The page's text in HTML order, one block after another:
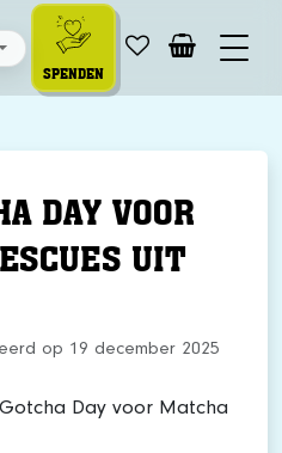
SPENDEN
DAY VOOR
UIT
op 19 december 2025
Day voor Matcha